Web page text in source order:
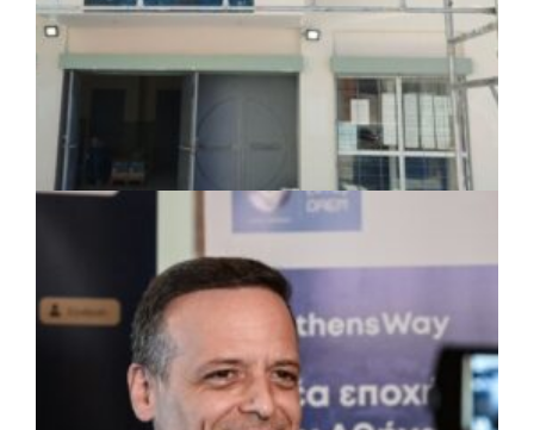
07/08/2026 · 17:45
Δήμος Πετρούπολης: Εργασίες
συντήρησης σε σχολεία και αθλητικές
εγκαταστάσεις